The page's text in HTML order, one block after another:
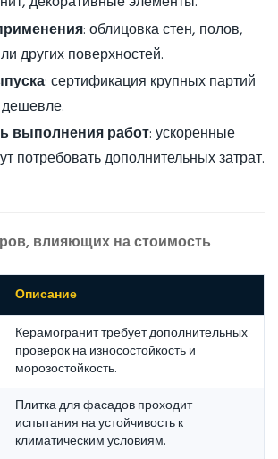
: облицовка стен, полов,
других поверхностей.
: сертификация крупных партий
выполнения работ: ускоренные
потребовать дополнительных затрат.
влияющих на стоимость
Описание
Керамогранит требует дополнительных
проверок на износостойкость и
морозостойкость.
Плитка для фасадов проходит
испытания на устойчивость к
климатическим условиям.